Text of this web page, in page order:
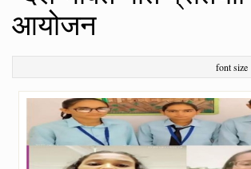
आयोजन
font size